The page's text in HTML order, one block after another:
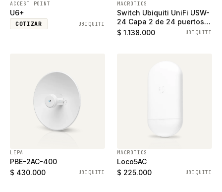
ACCEST POINT
U6+
COTIZAR UBIQUITI
MACROTICS
Switch Ubiquiti UniFi USW-
24 Capa 2 de 24 puertos
ethernet gigabit y 2
$ 1.138.000 UBIQUITI
LEPA
PBE-2AC-400
$ 430.000
UBIQUITI
MACROTICS
Loco5AC
$ 225.000
UBIQUITI